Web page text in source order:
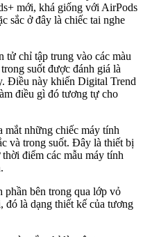
mới, khá giống với AirPods
sắc ở đây là chiếc tai nghe
tử chỉ tập trung vào các màu
suốt được đánh giá là
Điều này khiến Digital Trend
điều gì đó tương tự cho
mắt những chiếc máy tính
và trong suốt. Đây là thiết bị
điểm các mẫu máy tính
phần bên trong qua lớp vỏ
là dạng thiết kế của tương